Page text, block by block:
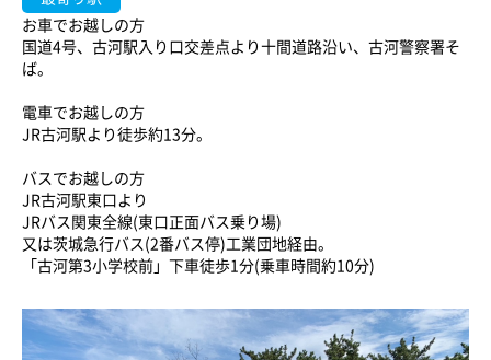
お車でお越しの方
国道4号、古河駅入り口交差点より十間道路沿い、古河警察署そ
ば。
電車でお越しの方
JR古河駅より徒歩約13分。
バスでお越しの方
JR古河駅東口より
JRバス関東全線(東口正面バス乗り場)
又は茨城急行バス(2番バス停)工業団地経由。
「古河第3小学校前」下車徒歩1分(乗車時間約10分)